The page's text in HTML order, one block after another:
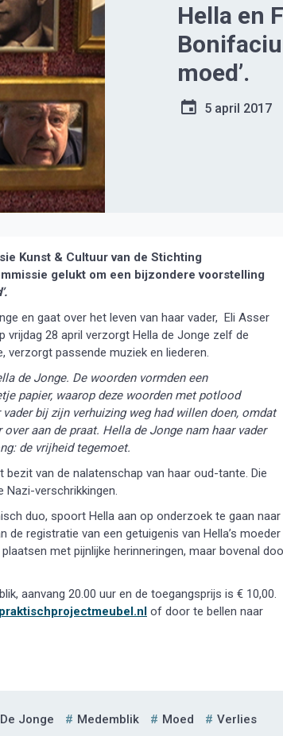
Hella en
moed’.
5 april 2017
Kunst & Cultuur van de Stichting
gelukt om een bijzondere voorstelling
en gaat over het leven van haar vader, Eli Asser
vrijdag 28 april verzorgt Hella de Jonge zelf de
verzorgt passende muziek en liederen.
de Jonge. De woorden vormden een
papier, waarop deze woorden met potlood
bij zijn verhuizing weg had willen doen, omdat
aan de praat. Hella de Jonge nam haar vader
de vrijheid tegemoet.
van de nalatenschap van haar oud-tante. Die
Nazi-verschrikkingen.
duo, spoort Hella aan op ­onderzoek te gaan naar
registratie van een getuigenis van Hella’s moeder
met pijnlijke herinneringen, maar bovenal
aanvang 20.00 uur en de toegangsprijs is € 10,00.
of door te bellen naar
Jonge Medemblik Moed Verlies